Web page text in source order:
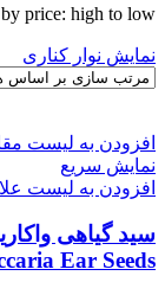
by price: high to low
نمایش نوار کناری
افزودن به لیست
نمایش سریع
افزودن به لیست
Ear Seeds